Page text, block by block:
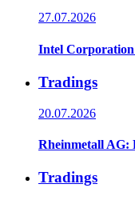
27.07.2026
Intel
Tradings
20.07.2026
Rheinmetall AG:
Tradings